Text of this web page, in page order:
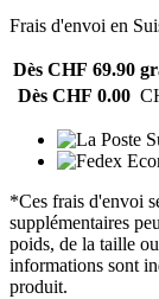
Frais d'envoi en
Dès CHF 69.90
Dès CHF 0.00
*Ces frais d'envoi
supplémentaires
poids, de la taille
informations sont
produit.